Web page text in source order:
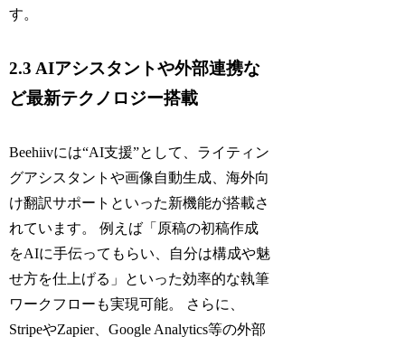
す。
2.3 AIアシスタントや外部連携な
ど最新テクノロジー搭載
Beehiivには“AI支援”として、ライティン
グアシスタントや画像自動生成、海外向
け翻訳サポートといった新機能が搭載さ
れています。 例えば「原稿の初稿作成
をAIに手伝ってもらい、自分は構成や魅
せ方を仕上げる」といった効率的な執筆
ワークフローも実現可能。 さらに、
StripeやZapier、Google Analytics等の外部